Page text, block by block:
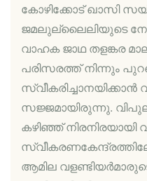
കോഴിക്കോട് ഖാസി
ജമലുല്ലൈലിയുടെ
വാഹക ജാഥ തളങ്കര
പരിസരത്ത് നിന്നും
സജ്ജമായിരുന്നു.
കഴിഞ്ഞ് നിരനിരയായി
ആമില